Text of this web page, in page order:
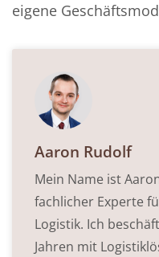
eigene
Aaron Rudolf
Mein Name ist
fachlicher Experte
Logistik. Ich
Jahren mit